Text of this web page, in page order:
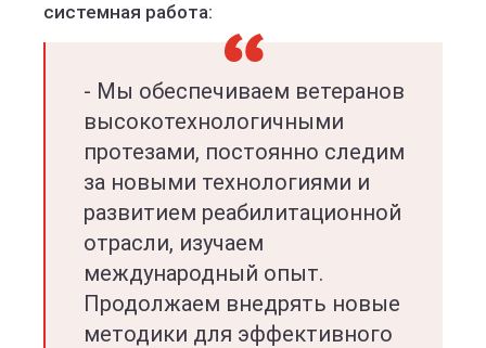
системная работа:
- Мы обеспечиваем ветеранов
высокотехнологичными
протезами, постоянно следим
за новыми технологиями и
развитием реабилитационной
отрасли, изучаем
международный опыт.
Продолжаем внедрять новые
методики для эффективного